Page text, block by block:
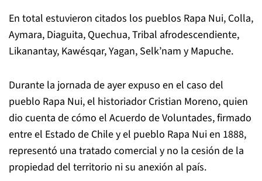
En total estuvieron citados los pueblos Rapa Nui, Colla,
Aymara, Diaguita, Quechua, Tribal afrodescendiente,
Likanantay, Kawésqar, Yagan, Selk’nam y Mapuche.
Durante la jornada de ayer expuso en el caso del
pueblo Rapa Nui,el historiador Cristian Moreno, quien
dio cuenta de cómo el Acuerdo de Voluntades, firmado
entre el Estado de Chile y el pueblo Rapa Nui en 1888,
representó una tratado comercial y no la cesión de la
propiedad del territorio ni su anexión al país.